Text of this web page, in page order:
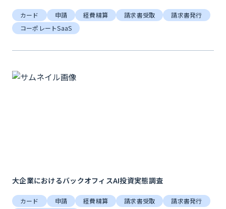
カード 申請 経費精算 請求書受取
請求書発行
コーポレートSaaS
大企業におけるバックオフィスAI投資実態調査
カード 申請 経費精算 請求書受取
請求書発行